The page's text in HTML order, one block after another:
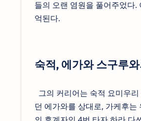
들의 오랜 염원을 풀어주었다
억된다.
숙적, 에가와 스구루
그의 커리어는 숙적 요미우
던 에가와를 상대로, 가케후